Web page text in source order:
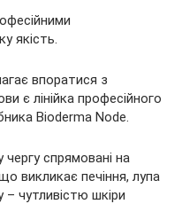
якість.
впоратися з
є лінійка професійного
Bioderma Node.
спрямовані на
викликає печіння, лупа
– чутливістю шкіри